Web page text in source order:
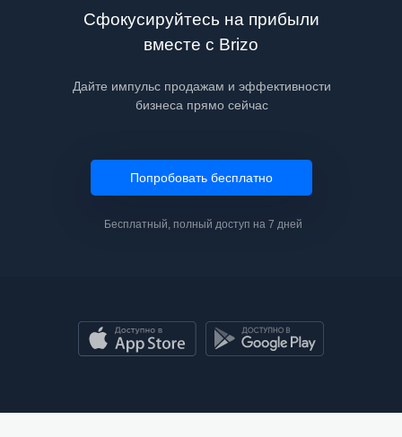
Сфокусируйтесь на прибыли
вместе с Brizo
Дайте импульс продажам и эффективности
бизнеса прямо сейчас
Попробовать бесплатно
Бесплатный, полный доступ на 7 дней